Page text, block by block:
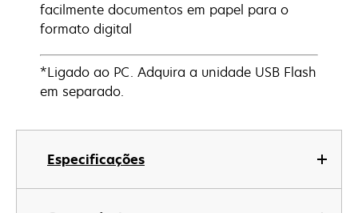
Especificações
facilmente documentos em papel para o
formato digital
*Ligado ao PC. Adquira a unidade USB Flash
em separado.